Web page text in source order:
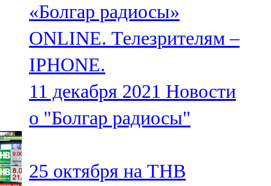
«Болгар радиосы»
ONLINE. Телезрителям –
IPHONE.
11 декабря 2021 Новости
о "Болгар радиосы"
25 октября на ТНВ